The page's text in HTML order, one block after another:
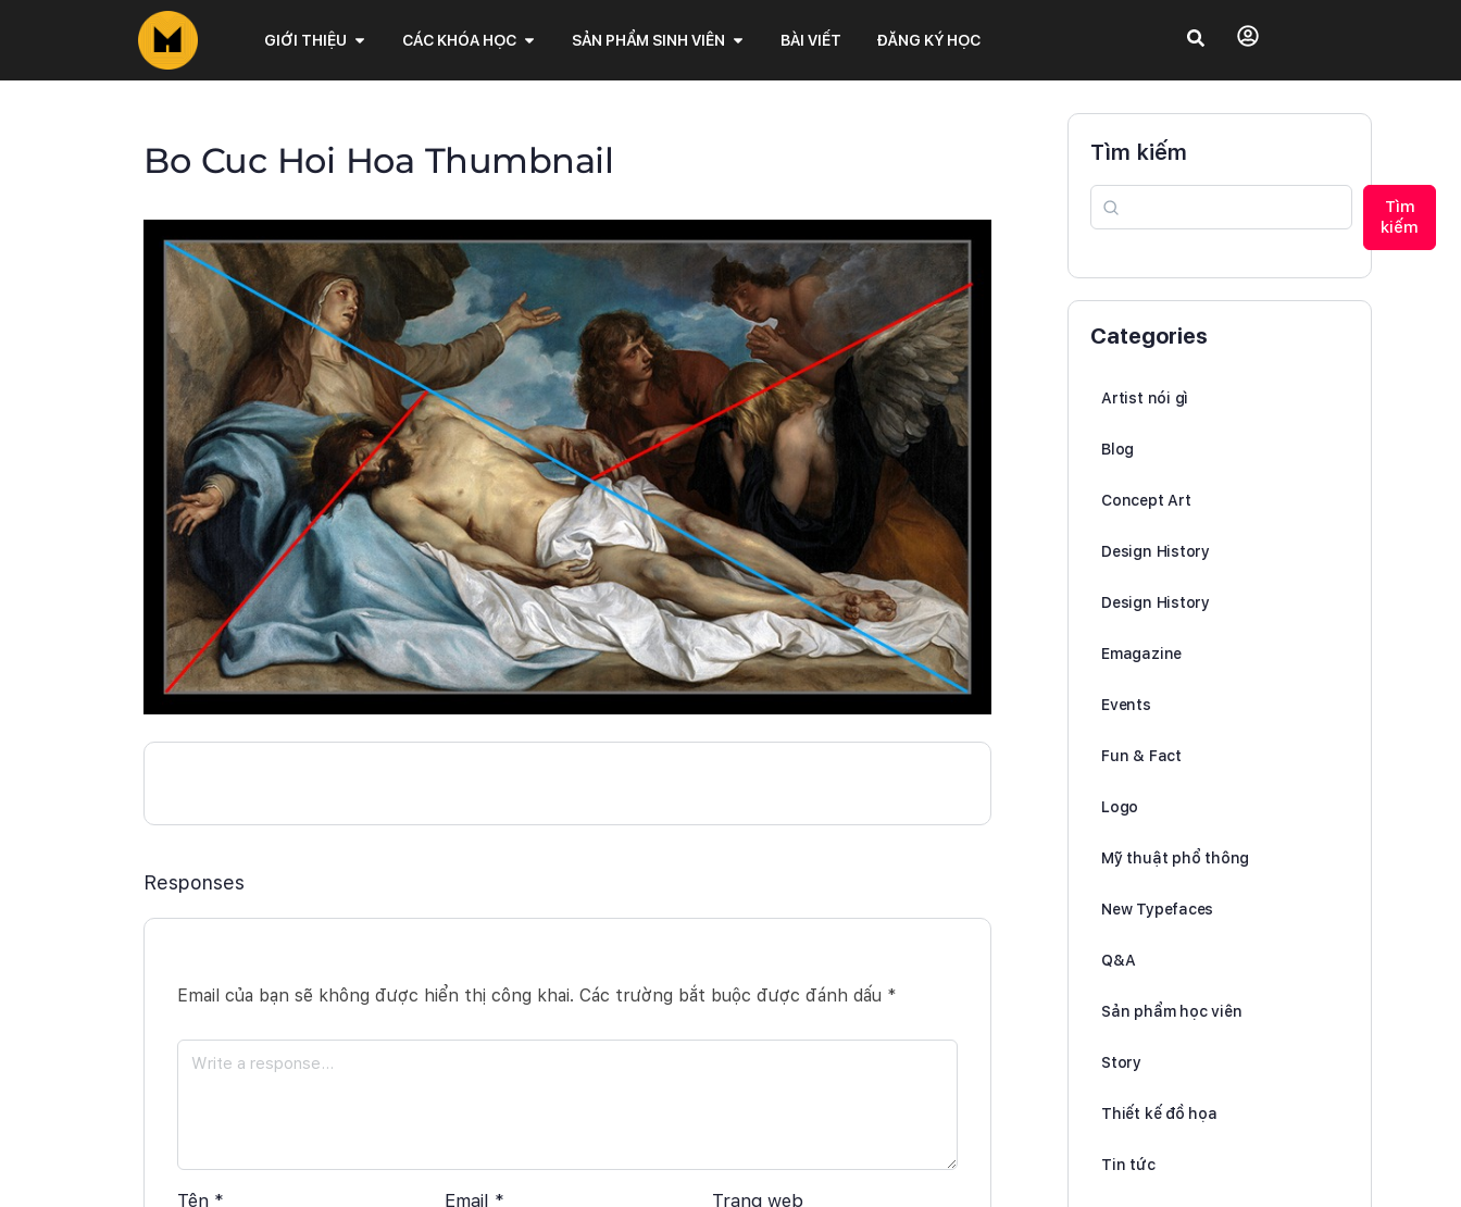
GIỚI THIỆU CÁC KHÓA HỌC SẢN PHẨM SINH VIÊN BÀI VIẾT ĐĂNG KÝ HỌC
Bo Cuc Hoi Hoa Thumbnail
Responses
Email của bạn sẽ không được hiển thị công khai. Các trường bắt buộc được đánh dấu *
Tên * Email * Trang web
Tìm kiếm
Tìm
kiếm
Categories
Artist nói gì
Blog
Concept Art
Design History
Design History
Emagazine
Events
Fun & Fact
Logo
Mỹ thuật phổ thông
New Typefaces
Q&A
Sản phẩm học viên
Story
Thiết kế đồ họa
Tin tức